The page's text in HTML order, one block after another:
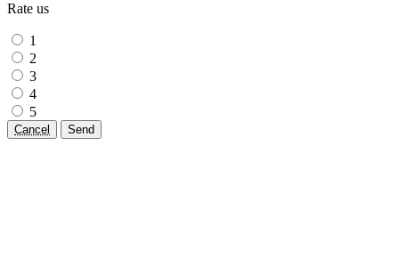
Rate us
1
2
3
4
5
Cancel Send